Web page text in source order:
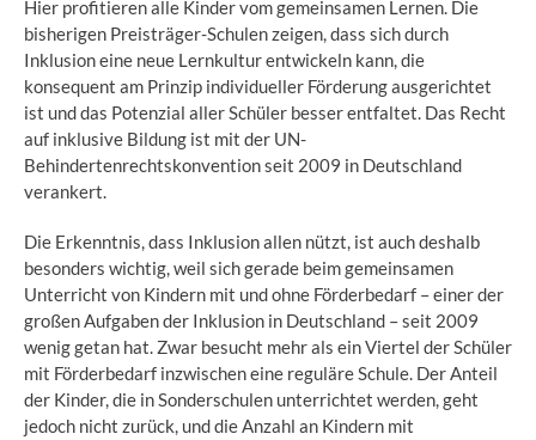
Hier profitieren alle Kinder vom gemeinsamen Lernen. Die
bisherigen Preisträger-Schulen zeigen, dass sich durch
Inklusion eine neue Lernkultur entwickeln kann, die
konsequent am Prinzip individueller Förderung ausgerichtet
ist und das Potenzial aller Schüler besser entfaltet. Das Recht
auf inklusive Bildung ist mit der UN-
Behindertenrechtskonvention seit 2009 in Deutschland
verankert.
Die Erkenntnis, dass Inklusion allen nützt, ist auch deshalb
besonders wichtig, weil sich gerade beim gemeinsamen
Unterricht von Kindern mit und ohne Förderbedarf – einer der
großen Aufgaben der Inklusion in Deutschland – seit 2009
wenig getan hat. Zwar besucht mehr als ein Viertel der Schüler
mit Förderbedarf inzwischen eine reguläre Schule. Der Anteil
der Kinder, die in Sonderschulen unterrichtet werden, geht
jedoch nicht zurück, und die Anzahl an Kindern mit